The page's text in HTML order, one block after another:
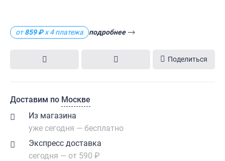
от859 ₽х 4 платежа подробнее
Поделиться
Доставим по Москве
Из магазина
уже сегодня — бесплатно
Экспресс доставка
сегодня — от 590 ₽